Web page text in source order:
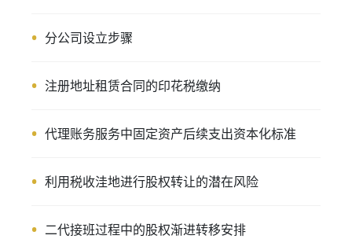
分公司设立步骤
注册地址租赁合同的印花税缴纳
代理账务服务中固定资产后续支出资本化标准
利用税收洼地进行股权转让的潜在风险
二代接班过程中的股权渐进转移安排